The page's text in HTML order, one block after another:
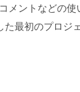
メントなどの使
た最初のプロジ